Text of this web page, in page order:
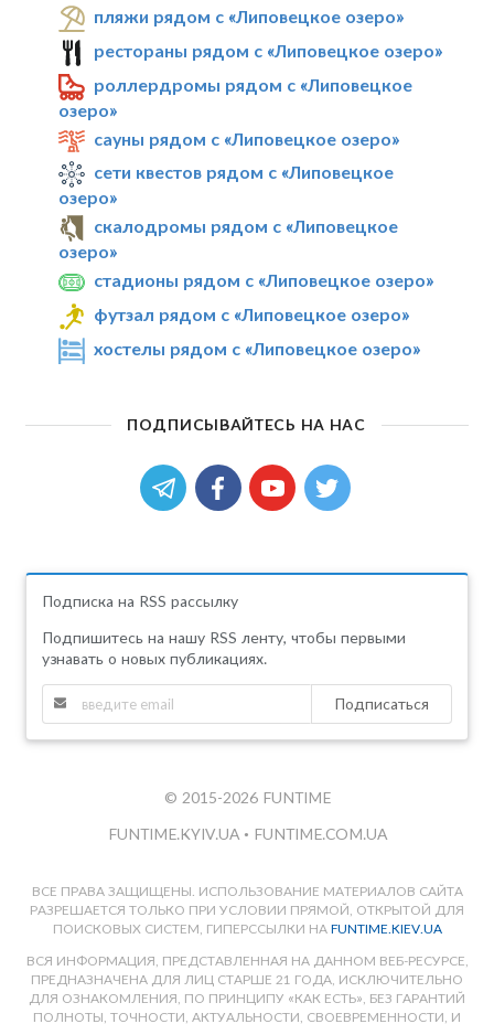
пляжи рядом с «Липовецкое озеро»
рестораны рядом с «Липовецкое озеро»
роллердромы рядом с «Липовецкое
озеро»
сауны рядом с «Липовецкое озеро»
сети квестов рядом с «Липовецкое
озеро»
скалодромы рядом с «Липовецкое
озеро»
стадионы рядом с «Липовецкое озеро»
футзал рядом с «Липовецкое озеро»
хостелы рядом с «Липовецкое озеро»
ПОДПИСЫВАЙТЕСЬ НА НАС
Подписка на RSS рассылку
Подпишитесь на нашу RSS ленту, чтобы первыми
узнавать о новых публикациях.
Подписаться
© 2015-2026 FUNTIME
FUNTIME.KYIV.UA • FUNTIME.COM.UA
ВСЕ ПРАВА ЗАЩИЩЕНЫ. ИСПОЛЬЗОВАНИЕ МАТЕРИАЛОВ САЙТА
РАЗРЕШАЕТСЯ ТОЛЬКО ПРИ УСЛОВИИ ПРЯМОЙ, ОТКРЫТОЙ ДЛЯ
ПОИСКОВЫХ СИСТЕМ, ГИПЕРССЫЛКИ НА FUNTIME.KIEV.UA
ВСЯ ИНФОРМАЦИЯ, ПРЕДСТАВЛЕННАЯ НА ДАННОМ ВЕБ-РЕСУРСЕ,
ПРЕДНАЗНАЧЕНА ДЛЯ ЛИЦ СТАРШЕ 21 ГОДА, ИСКЛЮЧИТЕЛЬНО
ДЛЯ ОЗНАКОМЛЕНИЯ, ПО ПРИНЦИПУ «КАК ЕСТЬ», БЕЗ ГАРАНТИЙ
ПОЛНОТЫ, ТОЧНОСТИ, АКТУАЛЬНОСТИ, СВОЕВРЕМЕННОСТИ, И